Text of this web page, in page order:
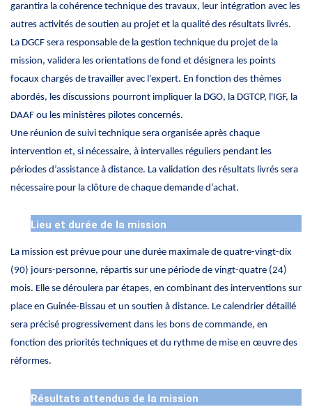
garantira la cohérence technique des travaux, leur intégration avec les
autres activités de soutien au projet et la qualité des résultats livrés.
La DGCF sera responsable de la gestion technique du projet de la
mission, validera les orientations de fond et désignera les points
focaux chargés de travailler avec l'expert. En fonction des thèmes
abordés, les discussions pourront impliquer la DGO, la DGTCP, l'IGF, la
DAAF ou les ministères pilotes concernés.
Une réunion de suivi technique sera organisée après chaque
intervention et, si nécessaire, à intervalles réguliers pendant les
périodes d’assistance à distance. La validation des résultats livrés sera
nécessaire pour la clôture de chaque demande d’achat.
Lieu et durée de la mission
La mission est prévue pour une durée maximale de quatre-vingt-dix
(90) jours-personne, répartis sur une période de vingt-quatre (24)
mois. Elle se déroulera par étapes, en combinant des interventions sur
place en Guinée-Bissau et un soutien à distance. Le calendrier détaillé
sera précisé progressivement dans les bons de commande, en
fonction des priorités techniques et du rythme de mise en œuvre des
réformes.
Résultats attendus de la mission